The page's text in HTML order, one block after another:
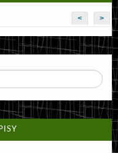
< >